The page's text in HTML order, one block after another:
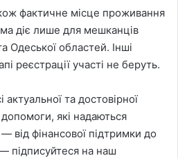
фактичне місце проживання
діє лише для мешканців
Одеської областей. Інші
реєстрації участі не беруть.
та достовірної
які надаються
від фінансової підтримки до
підписуйтеся на наш